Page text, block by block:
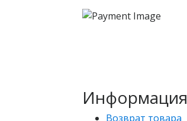
Информация
Возврат товара